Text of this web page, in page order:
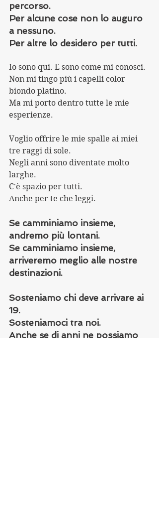
percorso.
Per alcune cose non lo auguro
a nessuno.
Per altre lo desidero per tutti.
Io sono qui. E sono come mi conosci.
Non mi tingo più i capelli color
biondo platino.
Ma mi porto dentro tutte le mie
esperienze.
Voglio offrire le mie spalle ai miei
tre raggi di sole.
Negli anni sono diventate molto
larghe.
C'è spazio per tutti.
Anche per te che leggi.
Se camminiamo insieme,
andremo più lontani.
Se camminiamo insieme,
arriveremo meglio alle nostre
destinazioni.
Sosteniamo chi deve arrivare ai
19.
Sosteniamoci tra noi.
Anche se di anni ne possiamo